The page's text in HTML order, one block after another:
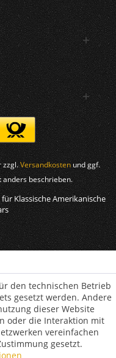
zzgl.Versandkosten und ggf.
beschrieben.
Klassische Amerikanische
den technischen Betrieb
gesetzt werden. Andere
dieser Website
oder die Interaktion mit
vereinfachen
gesetzt.